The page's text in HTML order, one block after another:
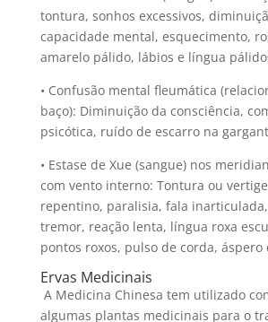
tontura, sonhos excessivos,
capacidade mental, esquecimento,
amarelo pálido, lábios e língua
• Confusão mental fleumática
baço): Diminuição da consciência,
psicótica, ruído de escarro na
• Estase de Xue (sangue) nos
com vento interno: Tontura ou
repentino, paralisia, fala
tremor, reação lenta, língua roxa
pontos roxos, pulso de corda,
Ervas Medicinais
A Medicina Chinesa tem utilizado
algumas plantas medicinais para o